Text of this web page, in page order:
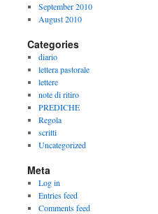
September 2010
August 2010
Categories
diario
lettera pastorale
lettere
note di ritiro
PREDICHE
Regola
scritti
Uncategorized
Meta
Log in
Entries feed
Comments feed